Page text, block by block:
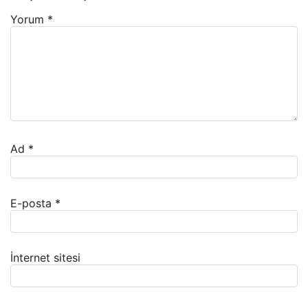
Yorum *
Ad *
E-posta *
İnternet sitesi